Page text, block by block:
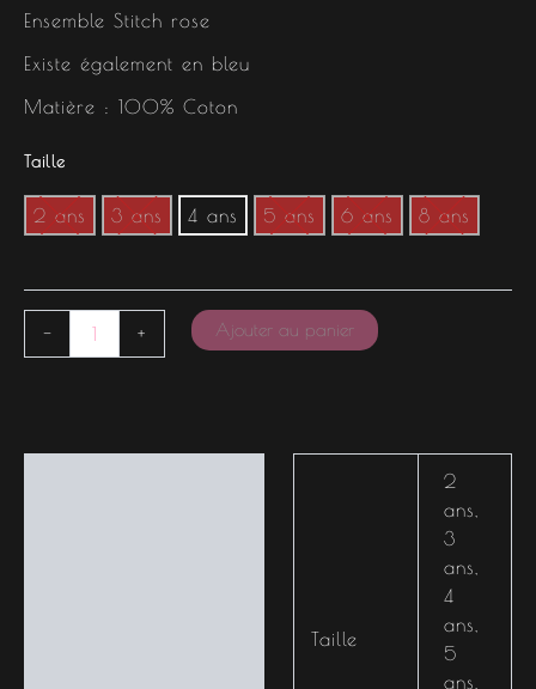
Ensemble Stitch rose
Existe également en bleu
Matière : 100% Coton
Taille
2 ans 3 ans 4 ans 5 ans 6 ans 8 ans
- + Ajouter au panier
Taille
2
ans
3
ans
4
ans
5
ans